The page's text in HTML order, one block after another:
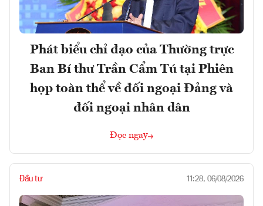
Phát biểu chỉ đạo của Thường trực
Ban Bí thư Trần Cẩm Tú tại Phiên
họp toàn thể về đối ngoại Đảng và
đối ngoại nhân dân
Đọc ngay
Đầu tư 11:28, 06/08/2026